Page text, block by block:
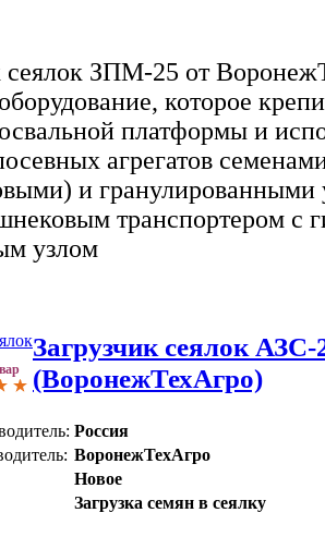
сеялок ЗПМ-25 от
которое
платформы и
агрегатов
и
транспортером с
узлом
Загрузчик сеялок
(ВоронежТехАгро)
Россия
ВоронежТехАгро
Новое
Загрузка семян в сеялку